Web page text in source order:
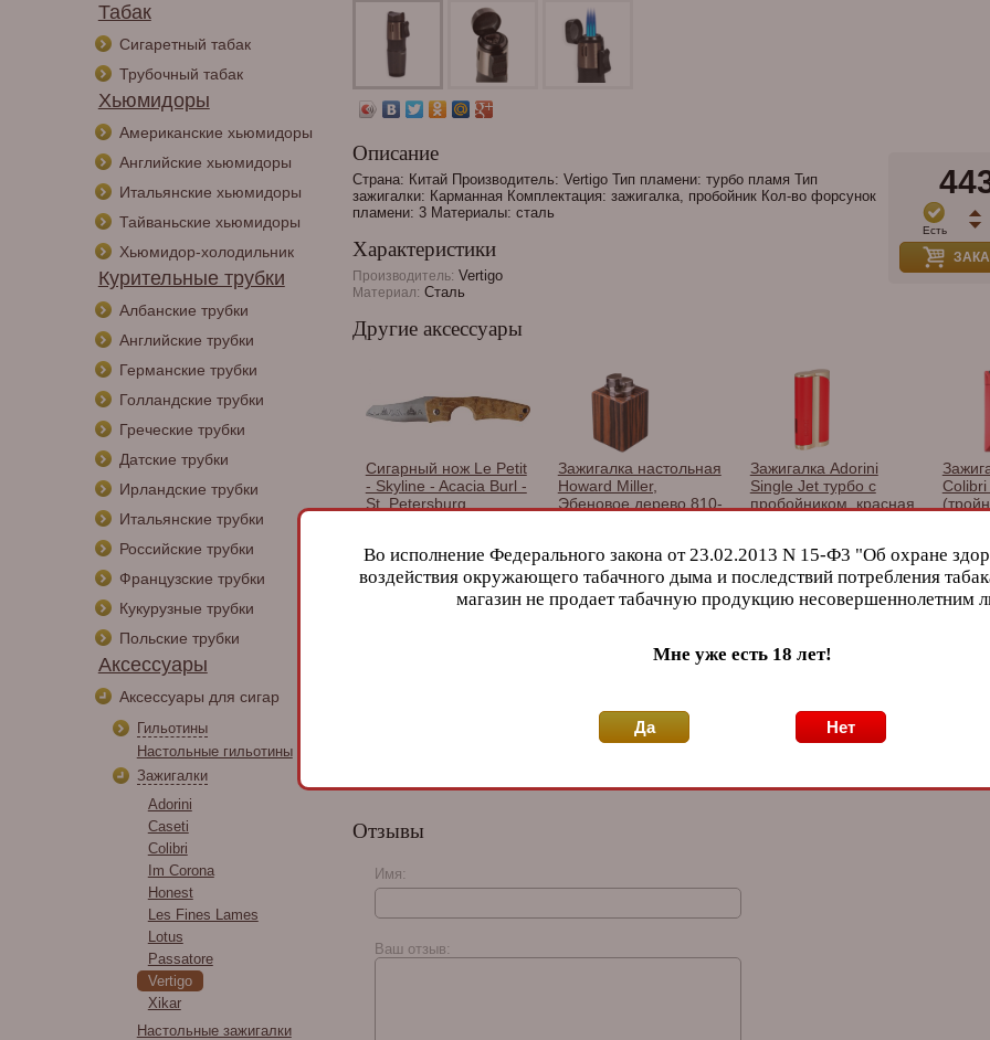
Табак
Сигаретный табак
Трубочный табак
Хьюмидоры
Американские хьюмидоры
Английские хьюмидоры
Итальянские хьюмидоры
Тайваньские хьюмидоры
Хьюмидор-холодильник
Курительные трубки
Албанские трубки
Английские трубки
Германские трубки
Голландские трубки
Греческие трубки
Датские трубки
Ирландские трубки
Итальянские трубки
Российские трубки
Французские трубки
Кукурузные трубки
Польские трубки
Аксессуары
Аксессуары для сигар
Гильотины
Настольные гильотины
Зажигалки
Adorini
Caseti
Colibri
Im Corona
Honest
Les Fines Lames
Lotus
Passatore
Vertigo
Xikar
Настольные зажигалки
Описание
Страна: Китай Производитель: Vertigo Тип пламени: турбо пламя Тип
зажигалки: Карманная Комплектация: зажигалка, пробойник Кол-во форсунок
пламени: 3 Материалы: сталь
Характеристики
Производитель: Vertigo
Материал: Сталь
Есть
Другие аксессуары
Сигарный нож Le Petit
- Skyline - Acacia Burl -
St. Petersburg
Зажигалка настольная
Howard Miller,
Эбеновое дерево 810-
Зажигалка Adorini
Single Jet турбо с
пробойником, красная
Colibri
Отзывы
Имя:
Ваш отзыв:
Во исполнение Федерального закона от 23.02.2013 N 15-Ф3 "Об охране
воздействия окружающего табачного дыма и последствий потребления
магазин не продает табачную продукцию несовершеннолетним
Мне уже есть 18 лет!
Да Нет